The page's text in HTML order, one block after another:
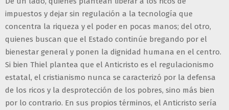
impuestos y dejar sin regulación a la tecnología que
concentra la riqueza y el poder en pocas manos; del otro,
quienes buscan que el Estado continúe bregando por el
bienestar general y ponen la dignidad humana en el centro.
Si bien Thiel plantea que el Anticristo es el regulacionismo
estatal, el cristianismo nunca se caracterizó por la defensa
de los ricos y la desprotección de los pobres, sino más bien
por lo contrario. En sus propios términos, el Anticristo sería